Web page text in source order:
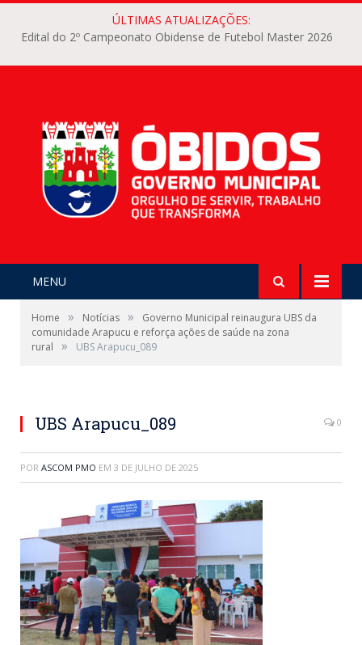
ÚLTIMAS ATUALIZAÇÕES:
Edital do 2º Campeonato Obidense de Futebol Master 2026
MENU
Home » Notícias »
Governo Municipal reinaugura UBS da
comunidade Arapucu e reforça ações de saúde na zona
rural
» UBS Arapucu_089
UBS Arapucu_089 0
POR ASCOM PMO EM 3 DE JULHO DE 2025